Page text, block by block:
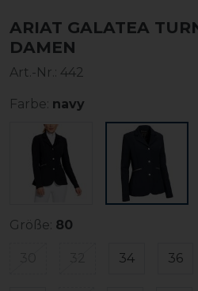
ARIAT GALATEA
DAMEN
Art.-Nr.: 442
Farbe: navy
Größe: 80
34 36